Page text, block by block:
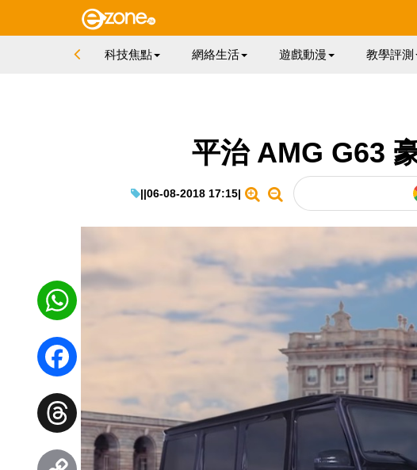
科技焦點 網絡生活 遊戲動漫 教學評測
平治 AMG G63
||06-08-2018 17:15|
WhatsApp
Facebook
Threads